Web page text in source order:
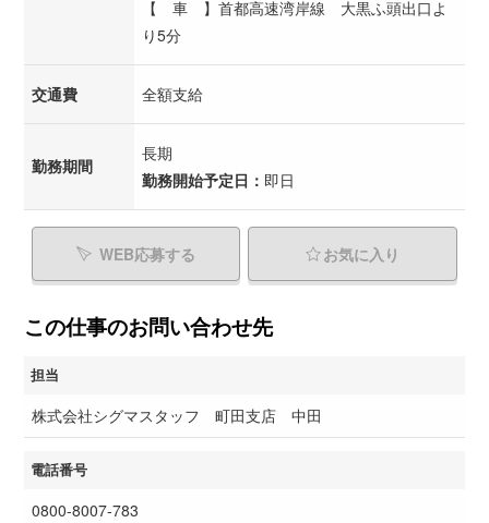
【 車 】首都高速湾岸線 大黒ふ頭出口よ
り5分
交通費 全額支給
勤務期間
長期
勤務開始予定日： 即日
WEB応募する お気に入り
この仕事のお問い合わせ先
担当
株式会社シグマスタッフ 町田支店 中田
電話番号
0800-8007-783